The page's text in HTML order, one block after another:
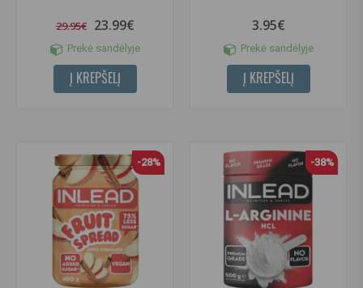
29.95€ 23.99€
Prekė sandėlyje
Į KREPŠELĮ
3.95€
Prekė sandėlyje
Į KREPŠELĮ
-28% -38%